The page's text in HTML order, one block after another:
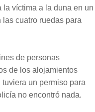
la víctima a la duna en un
cuatro ruedas para
de personas
de los alojamientos
un permiso para
no encontró nada.